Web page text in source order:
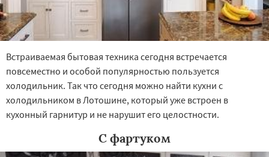
Встраиваемая бытовая техника сегодня встречается
повсеместно и особой популярностью пользуется
холодильник. Так что сегодня можно найти кухни с
холодильником в Лотошине, который уже встроен в
кухонный гарнитур и не нарушит его целостности.
С фартуком